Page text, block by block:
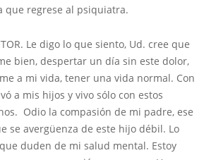
que regrese al psiquiatra.
Le digo lo que siento, Ud. cree que
bien, despertar un día sin este dolor,
a mi vida, tener una vida normal. Con
a mis hijos y vivo sólo con estos
Odio la compasión de mi padre, ese
se avergüenza de este hijo débil. Lo
duden de mi salud mental. Estoy